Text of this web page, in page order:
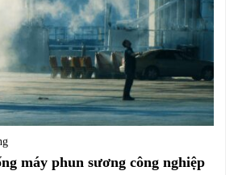
máy phun sương công nghiệp